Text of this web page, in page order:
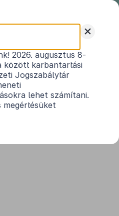
törvény
vonatkozó
egyes törvények
bírósági végrehajtásról
jogharmonizációs
1
+
2026. augusztus 8-
között karbantartási
Jogszabálytár
lehet számítani.
megértésüket